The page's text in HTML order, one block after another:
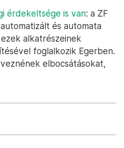
érdekeltsége is van: a ZF
és automata
alkatrészeinek
foglalkozik Egerben.
elbocsátásokat,